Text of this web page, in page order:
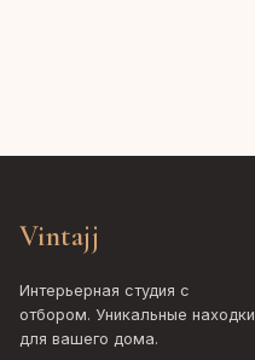
Vintajj
Интерьерная студия с
отбором. Уникальные находки
для вашего дома.